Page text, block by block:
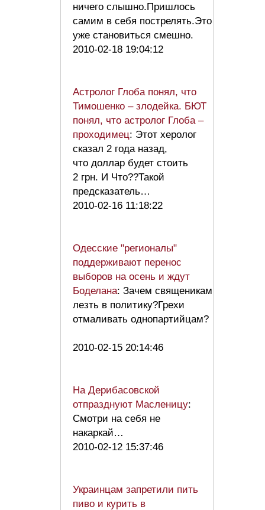
ничего слышно.Пришлось
самим в себя пострелять.Это
уже становиться смешно.
2010-02-18 19:04:12
Астролог Глоба понял, что
Тимошенко – злодейка. БЮТ
понял, что астролог Глоба –
проходимец: Этот херолог
сказал 2 года назад,
что доллар будет стоить
2 грн. И Что??Такой
предсказатель…
2010-02-16 11:18:22
Одесские "регионалы"
поддерживают перенос
выборов на осень и ждут
Боделана: Зачем священикам
лезть в политику?Грехи
отмаливать однопартийцам?
2010-02-15 20:14:46
На Дерибасовской
отпразднуют Масленицу:
Смотри на себя не
накаркай…
2010-02-12 15:37:46
Украинцам запретили пить
пиво и курить в